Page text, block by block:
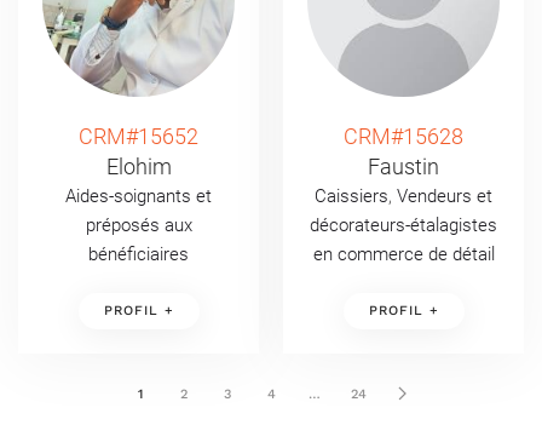
CRM#15652
Elohim
Aides-soignants et
préposés aux
bénéficiaires
PROFIL +
CRM#15628
Faustin
Caissiers, Vendeurs et
décorateurs-étalagistes
en commerce de détail
PROFIL +
1 2 3 4 … 24